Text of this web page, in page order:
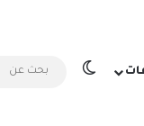
الوضع المظلم